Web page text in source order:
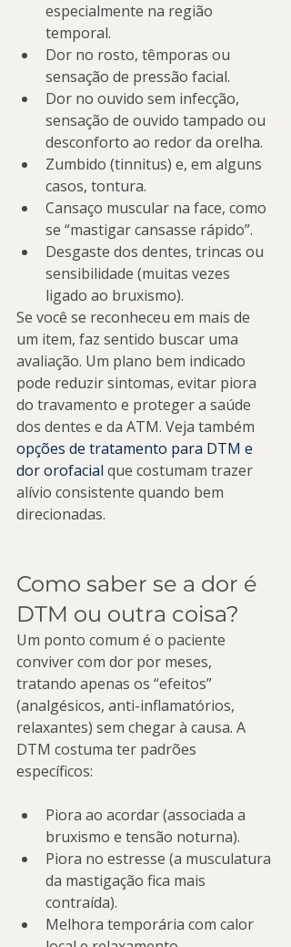
especialmente na região
temporal.
Dor no rosto, têmporas ou
sensação de pressão facial.
Dor no ouvido sem infecção,
sensação de ouvido tampado ou
desconforto ao redor da orelha.
Zumbido (tinnitus) e, em alguns
casos, tontura.
Cansaço muscular na face, como
se “mastigar cansasse rápido”.
Desgaste dos dentes, trincas ou
sensibilidade (muitas vezes
ligado ao bruxismo).
Se você se reconheceu em mais de
um item, faz sentido buscar uma
avaliação. Um plano bem indicado
pode reduzir sintomas, evitar piora
do travamento e proteger a saúde
dos dentes e da ATM. Veja também
opções de tratamento para DTM e
dor orofacial que costumam trazer
alívio consistente quando bem
direcionadas.
Como saber se a dor é
DTM ou outra coisa?
Um ponto comum é o paciente
conviver com dor por meses,
tratando apenas os “efeitos”
(analgésicos, anti-inflamatórios,
relaxantes) sem chegar à causa. A
DTM costuma ter padrões
específicos:
Piora ao acordar (associada a
bruxismo e tensão noturna).
Piora no estresse (a musculatura
da mastigação fica mais
contraída).
Melhora temporária com calor